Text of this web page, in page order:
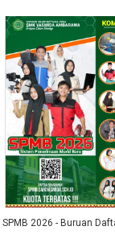
SPMB 2026 - Buruan